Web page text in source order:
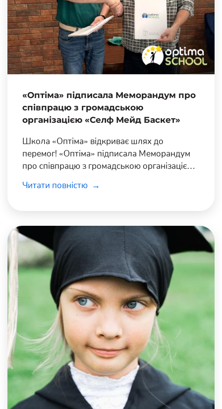
«Оптіма» підписала Меморандум про
співпрацю з громадською
організацією «Селф Мейд Баскет»
Школа «Оптіма» відкриває шлях до
перемог! «Оптіма» підписала Меморандум
про співпрацю з громадською організацією
Читати повністю